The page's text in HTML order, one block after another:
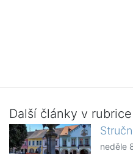
Další články v rubrice
neděle